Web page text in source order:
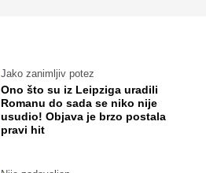
Jako zanimljiv potez
Ono što su iz Leipziga uradili
Romanu do sada se niko nije
usudio! Objava je brzo postala
pravi hit